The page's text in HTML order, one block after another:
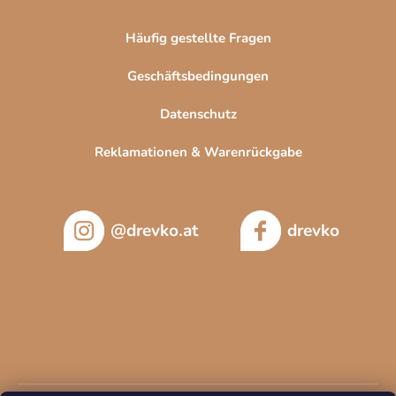
Häufig gestellte Fragen
Geschäftsbedingungen
Datenschutz
Reklamationen & Warenrückgabe
@drevko.at drevko